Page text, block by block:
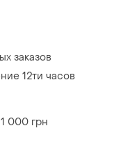
заказов
12ти часов
000 грн